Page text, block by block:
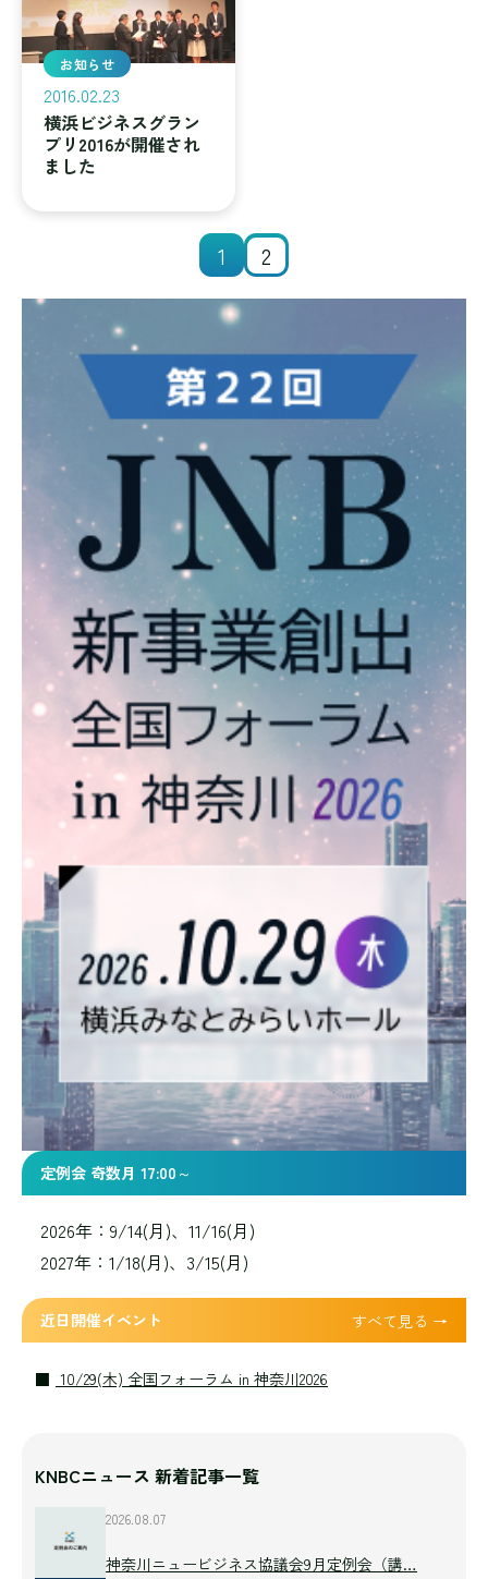
お知らせ
2016.02.23
横浜ビジネスグラン
プリ2016が開催され
ました
1 2
定例会 奇数月 17:00～
2026年：9/14(月)、11/16(月)
2027年：1/18(月)、3/15(月)
近日開催イベント すべて見る →
10/29(木) 全国フォーラム in 神奈川2026
KNBCニュース 新着記事一覧
2026.08.07
神奈川ニュービジネス協議会9月定例会（講…